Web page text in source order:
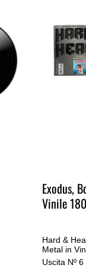
Exodus,
Vinile
Hard &
Metal in
Uscita Nº